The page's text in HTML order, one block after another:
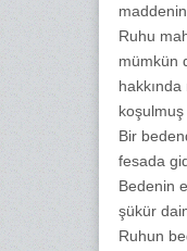
Ruhu
mümkün
koşulmuş
Bir
fesada
Bedenin
şükür
Ruhun